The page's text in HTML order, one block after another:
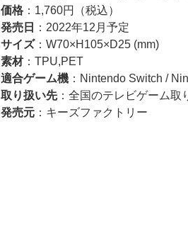
価格：1,760円（税込）
発売日
：2022年12月予定
サイズ：W70×H105×D25 (mm)
素材：TPU,PET
適合ゲーム機：Nintendo Switch /
取り扱い先：全国のテレビゲーム取
発売元：キーズファクトリー